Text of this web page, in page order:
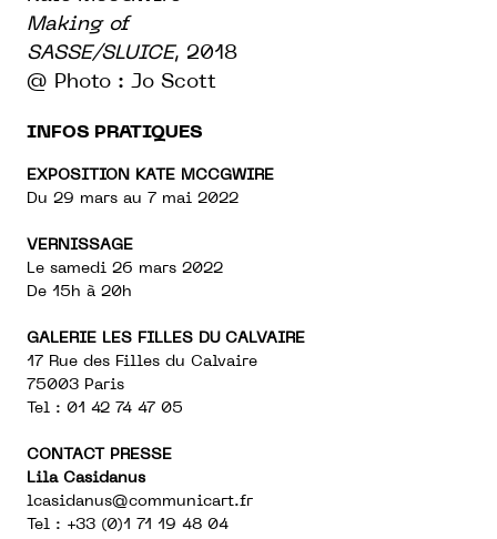
Making of
SASSE/SLUICE, 2018
@ Photo : Jo Scott
INFOS PRATIQUES
EXPOSITION KATE MCCGWIRE
Du 29 mars au 7 mai 2022
VERNISSAGE
Le samedi 26 mars 2022
De 15h à 20h
GALERIE LES FILLES DU CALVAIRE
17 Rue des Filles du Calvaire
75003 Paris
Tel : 01 42 74 47 05
CONTACT PRESSE
Lila Casidanus
lcasidanus@communicart.fr
Tel : +33 (0)1 71 19 48 04